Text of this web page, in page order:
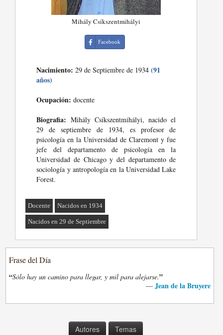
Mihály Csíkszentmihályi
Facebook
Nacimiento: 29 de Septiembre de 1934(91
años)
Ocupación: docente
Biografia: Mihály Csíkszentmihályi, nacido el
29 de septiembre de 1934, es profesor de
psicología en la Universidad de Claremont y fue
jefe del departamento de psicología en la
Universidad de Chicago y del departamento de
sociología y antropología en la Universidad Lake
Forest.
Docente Nacidos en 1934
Nacidos en 29 de Septiembre
Frase del Día
“Sólo hay un camino para llegar, y mil para alejarse.”
— Jean de la Bruyere
Autores Temas